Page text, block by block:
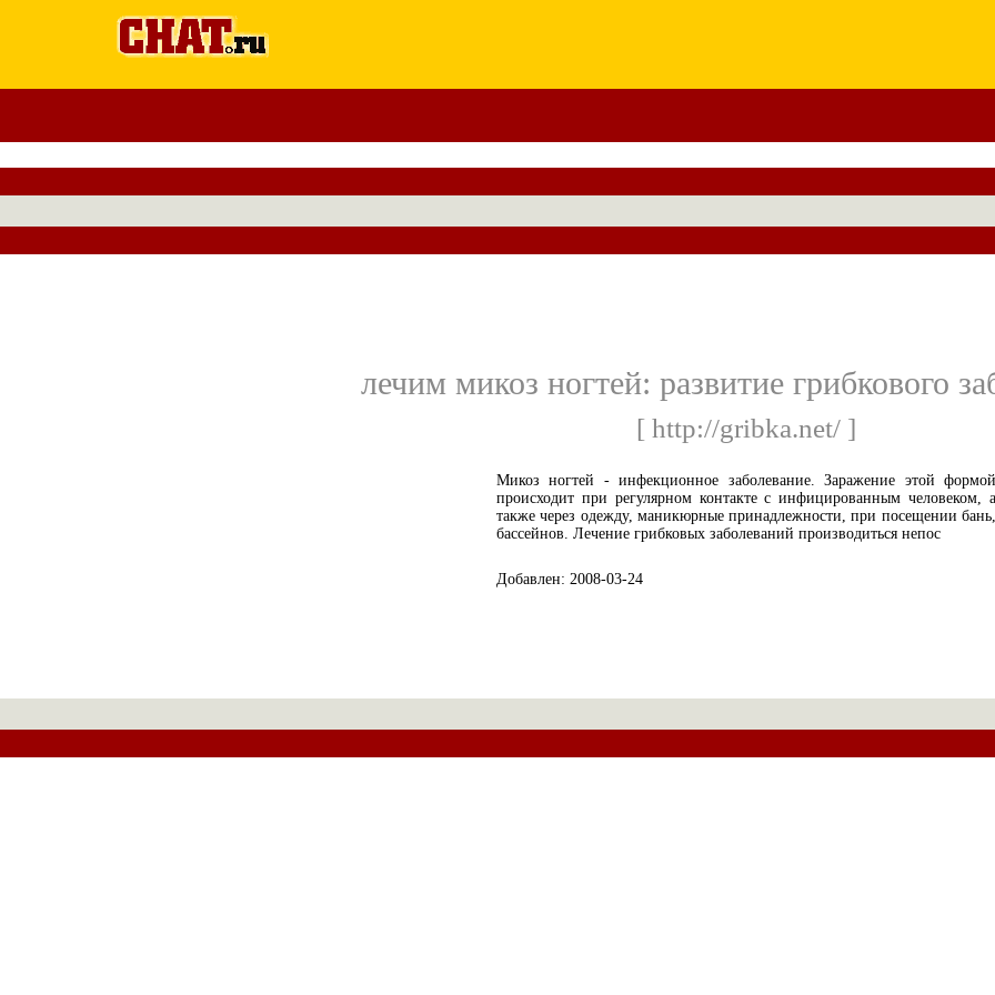
лечим микоз ногтей: развитие грибкового
[ http://gribka.net/ ]
Микоз ногтей - инфекционное заболевание. Заражение этой формой
происходит при регулярном контакте с инфицированным человеком, а
также через одежду, маникюрные принадлежности, при посещении бань,
бассейнов. Лечение грибковых заболеваний производиться непос
Добавлен: 2008-03-24